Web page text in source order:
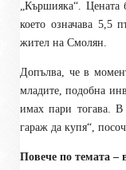
„Кършияка“.
което означава 5,5
жител на Смолян.
Допълва, че в
младите, подобна
имах пари тогава.
гараж да купя“,
Повече по темата –